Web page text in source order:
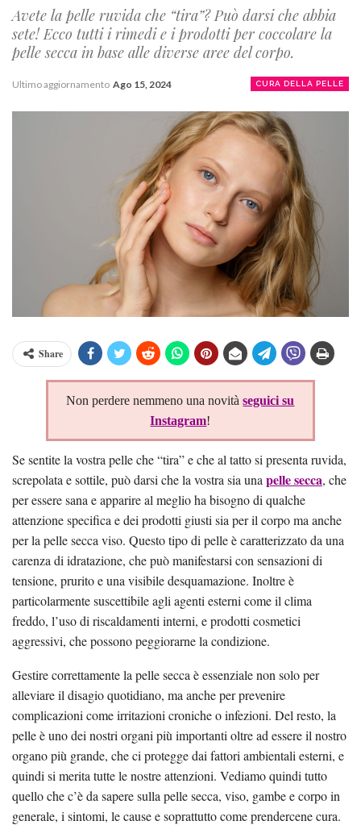
Avete la pelle ruvida che “tira”? Può darsi che abbia
sete! Ecco tutti i rimedi e i prodotti per coccolare la
pelle secca in base alle diverse aree del corpo.
CURA DELLA PELLE
Ultimo aggiornamento Ago 15, 2024
Share
Non perdere nemmeno una novitàseguici su
Instagram!
Se sentite la vostra pelle che “tira” e che al tatto si presenta ruvida,
screpolata e sottile, può darsi che la vostra sia una pelle secca, che
per essere sana e apparire al meglio ha bisogno di qualche
attenzione specifica e dei prodotti giusti sia per il corpo ma anche
per la pelle secca viso. Questo tipo di pelle è caratterizzato da una
carenza di idratazione, che può manifestarsi con sensazioni di
tensione, prurito e una visibile desquamazione. Inoltre è
particolarmente suscettibile agli agenti esterni come il clima
freddo, l’uso di riscaldamenti interni, e prodotti cosmetici
aggressivi, che possono peggiorarne la condizione.
Gestire correttamente la pelle secca è essenziale non solo per
alleviare il disagio quotidiano, ma anche per prevenire
complicazioni come irritazioni croniche o infezioni. Del resto, la
pelle è uno dei nostri organi più importanti oltre ad essere il nostro
organo più grande, che ci protegge dai fattori ambientali esterni, e
quindi si merita tutte le nostre attenzioni. Vediamo quindi tutto
quello che c’è da sapere sulla pelle secca, viso, gambe e corpo in
generale, i sintomi, le cause e soprattutto come prendercene cura.